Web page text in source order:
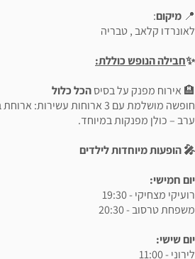
📍 מיקום:
לאונרדו קלאב , טבריה
✨חבילה הנופש כוללת:
🏨 אירוח מפנק על בסיסהכל כלול
חופשה מושלמת עם 3 ארוחות
ערב – כולן מפנקות במיוחד.
🎤 הופעות מיוחדות לילדים
יום חמישי:
רועיקי מצחיקי - 19:30
משפחת טרסוב - 20:30
יום שישי:
לירוני - 11:00